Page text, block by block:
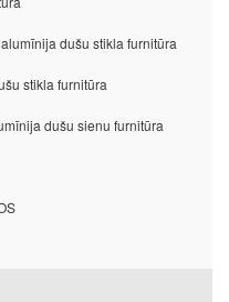
dušu stikla furnitūra
stikla furnitūra
dušu sienu furnitūra